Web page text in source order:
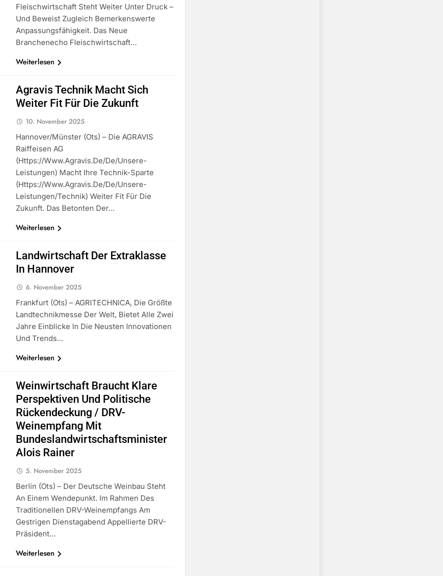
Fleischwirtschaft Steht Weiter Unter Druck –
Und Beweist Zugleich Bemerkenswerte
Anpassungsfähigkeit. Das Neue
Branchenecho Fleischwirtschaft…
Weiterlesen
Agravis Technik Macht Sich
Weiter Fit Für Die Zukunft
10. November 2025
Hannover/Münster (ots) – Die AGRAVIS
Raiffeisen AG
(https://www.agravis.de/de/unsere-
Leistungen) Macht Ihre Technik-Sparte
(https://www.agravis.de/de/unsere-
Leistungen/technik) Weiter Fit Für Die
Zukunft. Das Betonten Der…
Weiterlesen
Landwirtschaft Der Extraklasse
In Hannover
6. November 2025
Frankfurt (ots) – AGRITECHNICA, Die Größte
Landtechnikmesse Der Welt, Bietet Alle Zwei
Jahre Einblicke In Die Neusten Innovationen
Und Trends…
Weiterlesen
Weinwirtschaft Braucht Klare
Perspektiven Und Politische
Rückendeckung / DRV-
Weinempfang Mit
Bundeslandwirtschaftsminister
Alois Rainer
5. November 2025
Berlin (ots) – Der Deutsche Weinbau Steht
An Einem Wendepunkt. Im Rahmen Des
Traditionellen DRV-Weinempfangs Am
Gestrigen Dienstagabend Appellierte DRV-
Präsident…
Weiterlesen